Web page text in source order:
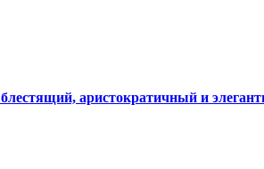
аристократичный и